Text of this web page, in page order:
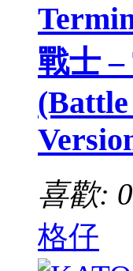
戰士 –
喜歡:
格仔